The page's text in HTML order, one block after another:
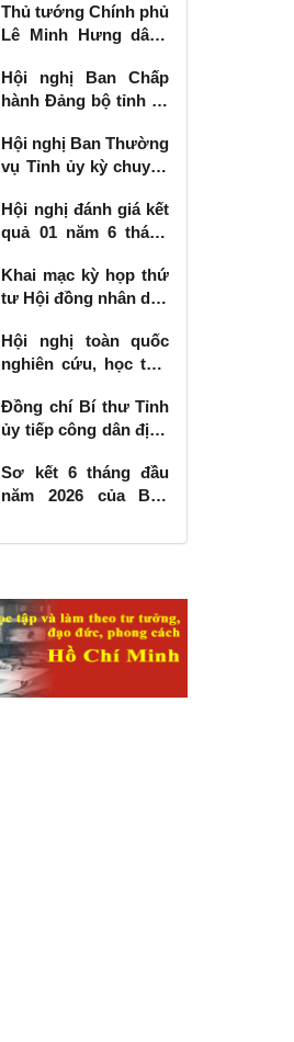
binh tại Lạng Sơn
Thủ tướng Chính phủ
Lê Minh Hưng dâng
các Anh hùng liệt sĩ
tại Lạng Sơn
Hội nghị Ban Chấp
hành Đảng bộ tỉnh kỳ
Hội nghị Ban Thường
vụ Tỉnh ủy kỳ chuyên
Hội nghị đánh giá kết
quả 01 năm 6 tháng
số 57-NQ/TW
Khai mạc kỳ họp thứ
tư Hội đồng nhân dân
kỳ 2026 - 2031
Hội nghị toàn quốc
nghiên cứu, học tập,
khai thực hiện Nghị
quyết số 10-NQ/TW
phát triển kinh tế có
vốn đầu tư nước
Đồng chí Bí thư Tỉnh
ủy tiếp công dân định
Sơ kết 6 tháng đầu
năm 2026 của Ban
các công trình, dự án
giao thông vận tải